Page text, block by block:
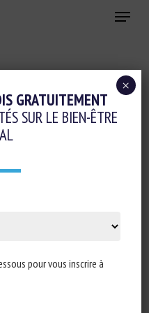
Menu
Ramassage
FOR
GRATUITEMENT
SUR LE BIEN-ÊTRE
pour vous inscrire à
×